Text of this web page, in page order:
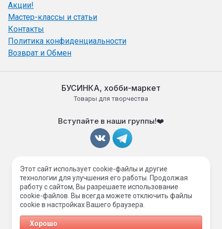
Акции!
Мастер-классы и статьи
Контакты
Политика конфиденциальности
Возврат и Обмен
БУСИНКА, хобби-маркет
Товары для творчества
Вступайте в наши группы!❤️
Принимаем к оплате
© 2024 - 2026 БУСИНКА, хобби-маркет
Этот сайт использует cookie-файлы и другие
технологии для улучшения его работы. Продолжая
работу с сайтом, Вы разрешаете использование
cookie-файлов. Вы всегда можете отключить файлы
cookie в настройках Вашего браузера.
Хорошо